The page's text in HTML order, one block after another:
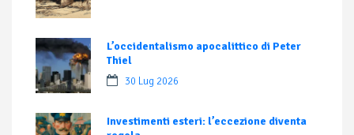
L’occidentalismo apocalittico di Peter
Thiel
30 Lug 2026
Investimenti esteri: l’eccezione diventa